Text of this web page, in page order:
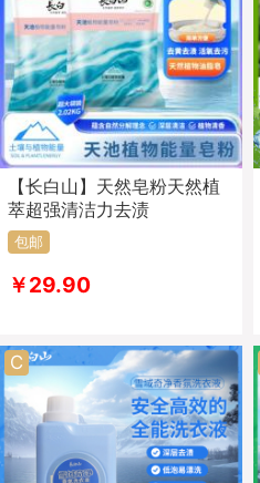
【长白山】天然皂粉天然植
萃超强清洁力去渍
包邮
￥29.90
C